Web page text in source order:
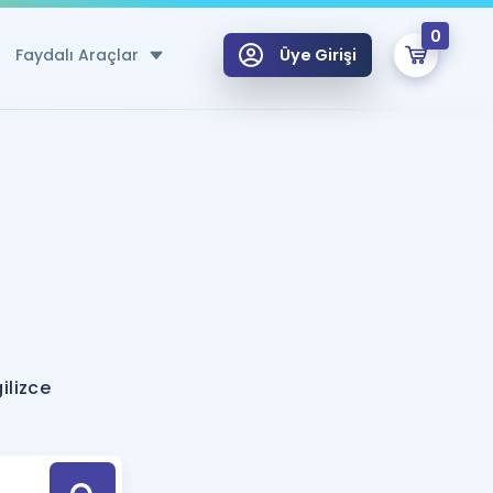
Faydalı Araçlar
Hesaplama Aracı
için Öneriler
Tek Takvimde
Üye Girişi
0